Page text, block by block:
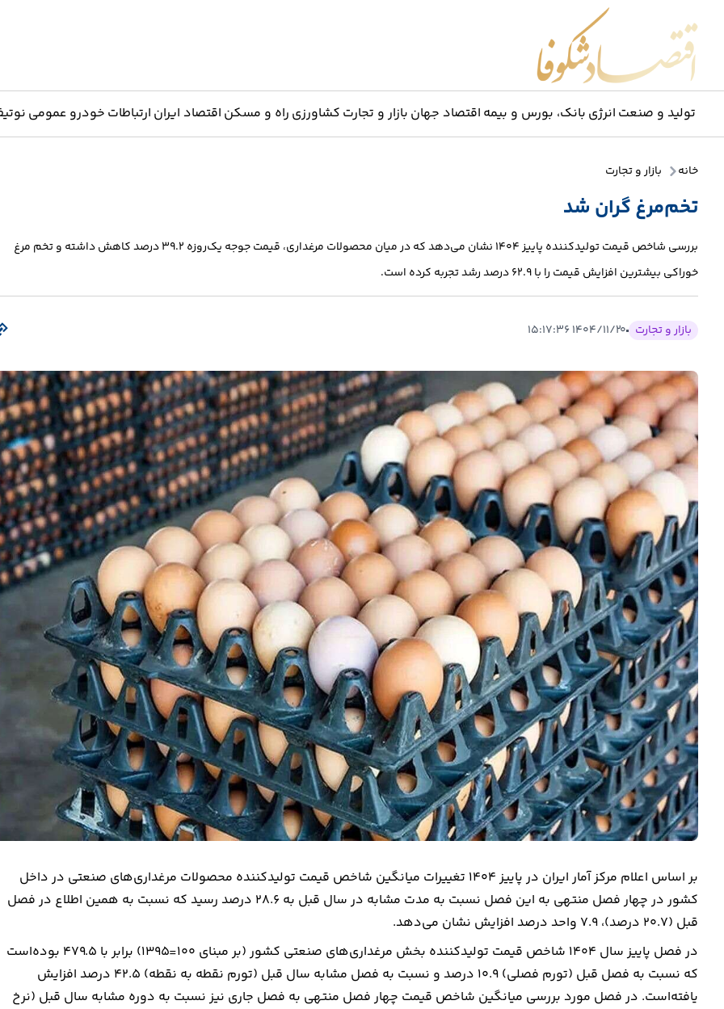
تولید و صنعت انرژی بانک، بورس و بیمه اقتصاد جهان بازار و تجارت کشاورزی راه و مسکن اقتصاد ایران ارتباطات خودرو عمومی
خانه بازار و تجارت
تخم‌مرغ گران شد
بررسی شاخص قیمت تولیدکننده پاییز ۱۴۰۴ نشان می‌دهد که در میان محصولات مرغداری، قیمت جوجه یک‌روزه ۳۹.۲ درصد کاهش داشته و تخم مرغ
خوراکی بیشترین افزایش قیمت را با ۶۲.۹ درصد رشد تجربه کرده است.
بازار و تجارت ۱۴۰۴/۱۱/۲۰ ۱۵:۱۷:۳۶
بر اساس اعلام مرکز آمار ایران در پاییز ۱۴۰۴ تغییرات میانگین شاخص قیمت تولیدکننده محصولات مرغداری‌های صنعتی در داخل
کشور در چهار فصل منتهی به این فصل نسبت به مدت مشابه در سال قبل به ۲۸.۶ درصد رسید که نسبت به همین اطلاع در فصل
قبل (۲۰.۷ درصد)، ۷.۹ واحد درصد افزایش نشان می‌دهد.
در فصل پاییز سال ۱۴۰۴ شاخص قیمت تولیدکننده بخش مرغداری‌های صنعتی کشور (بر مبنای ۱۰۰=۱۳۹۵) برابر با ۴۷۹.۵ بوده‌است
که نسبت به فصل قبل (تورم فصلی) ۱۰.۹ درصد و نسبت به فصل مشابه سال قبل (تورم نقطه به نقطه) ۴۲.۵ درصد افزایش
یافته‌است. در فصل مورد بررسی میانگین شاخص قیمت چهار فصل منتهی به فصل جاری نیز نسبت به دوره مشابه سال قبل (نرخ